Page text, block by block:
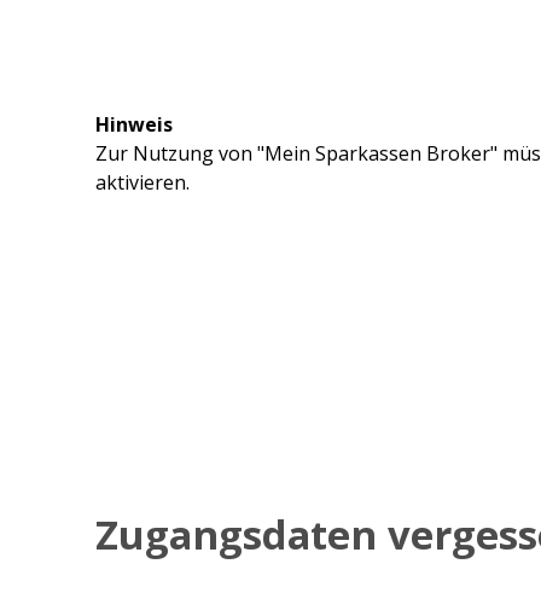
Hinweis
Zur Nutzung von "Mein Sparkassen Broker"
aktivieren.
Zugangsdaten